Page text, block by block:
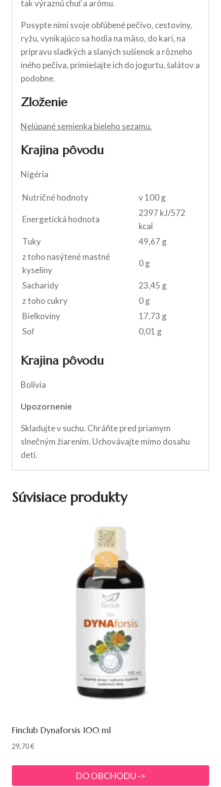
tak výraznú chuť a arómu.
Posypte nimi svoje obľúbené pečivo, cestoviny,
ryžu, vynikajúco sa hodia na mäso, do karí, na
prípravu sladkých a slaných sušienok a rôzneho
iného pečiva, primiešajte ich do jogurtu, šalátov a
podobne.
Zloženie
Nelúpané semienka bieleho sezamu.
Krajina pôvodu
Nigéria
Nutričné hodnoty v 100 g
Energetická hodnota
2397 kJ/572
kcal
Tuky
49,67 g
z toho nasýtené mastné
kyseliny
0 g
Sacharidy
23,45 g
z toho cukry
0 g
Bielkoviny
17,73 g
Soľ
0,01 g
Krajina pôvodu
Bolívia
Upozornenie
Skladujte v suchu. Chráňte pred priamym
slnečným žiarením. Uchovávajte mimo dosahu
detí.
Súvisiace produkty
Finclub Dynaforsis 100 ml
29,70€
DO OBCHODU ->